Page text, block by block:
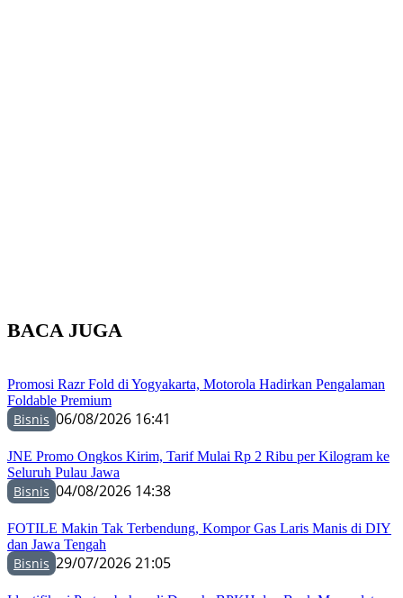
BACA JUGA
Promosi Razr Fold di Yogyakarta, Motorola Hadirkan Pengalaman
Foldable Premium
Bisnis 06/08/2026 16:41
JNE Promo Ongkos Kirim, Tarif Mulai Rp 2 Ribu per Kilogram ke
Seluruh Pulau Jawa
Bisnis 04/08/2026 14:38
FOTILE Makin Tak Terbendung, Kompor Gas Laris Manis di DIY
dan Jawa Tengah
Bisnis 29/07/2026 21:05